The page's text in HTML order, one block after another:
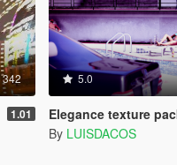
342
1.01
5.0
Elegance texture pack for
By LUISDACOS